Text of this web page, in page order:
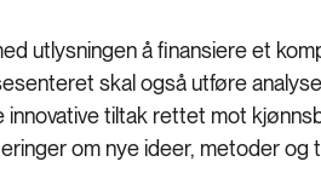
utlysningen å finansiere et
skal også utføre
tiltak rettet mot
om nye ideer, metoder og